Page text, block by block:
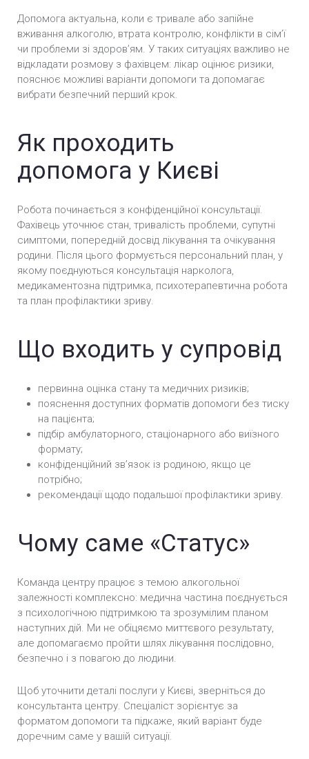
Лікування алкоголізму в стаціонарі у Києві
Допомога актуальна, коли є тривале або запійне
вживання алкоголю, втрата контролю, конфлікти в сімʼї
чи проблеми зі здоровʼям. У таких ситуаціях важливо не
відкладати розмову з фахівцем: лікар оцінює ризики,
пояснює можливі варіанти допомоги та допомагає
вибрати безпечний перший крок.
Як проходить
допомога у Києві
Робота починається з конфіденційної консультації.
Фахівець уточнює стан, тривалість проблеми, супутні
симптоми, попередній досвід лікування та очікування
родини. Після цього формується персональний план, у
якому поєднуються консультація нарколога,
медикаментозна підтримка, психотерапевтична робота
та план профілактики зриву.
Що входить у супровід
первинна оцінка стану та медичних ризиків;
пояснення доступних форматів допомоги без тиску
на пацієнта;
підбір амбулаторного, стаціонарного або виїзного
формату;
конфіденційний звʼязок із родиною, якщо це
потрібно;
рекомендації щодо подальшої профілактики зриву.
Чому саме «Статус»
Команда центру працює з темою алкогольної
залежності комплексно: медична частина поєднується
з психологічною підтримкою та зрозумілим планом
наступних дій. Ми не обіцяємо миттєвого результату,
але допомагаємо пройти шлях лікування послідовно,
безпечно і з повагою до людини.
Щоб уточнити деталі послуги у Києві, зверніться до
консультанта центру. Спеціаліст зорієнтує за
форматом допомоги та підкаже, який варіант буде
доречним саме у вашій ситуації.